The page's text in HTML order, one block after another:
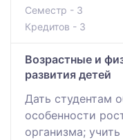
Семестр - 3
Кредитов - 3
Возрастные и
развития детей
Дать студентам
особенности
организма;